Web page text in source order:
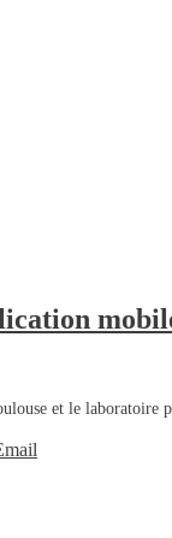
et le laboratoire